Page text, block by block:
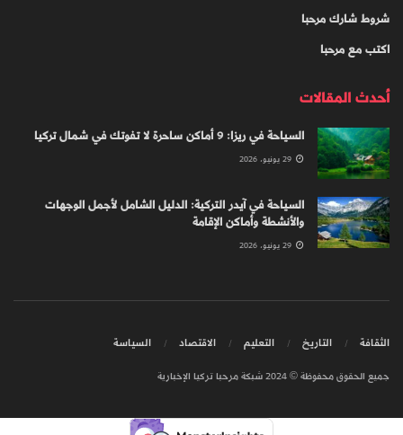
شروط شارك مرحبا
اكتب مع مرحبا
أحدث المقالات
السياحة في ريزا: 9 أماكن ساحرة لا تفوتك في شمال تركيا
السياحة في آيدر التركية: الدليل الشامل لأجمل الوجهات
والأنشطة وأماكن الإقامة
الثقافة التاريخ التعليم الاقتصاد السياسة
جميع الحقوق محفوظة © 2024 شبكة مرحبا تركيا الإخبارية